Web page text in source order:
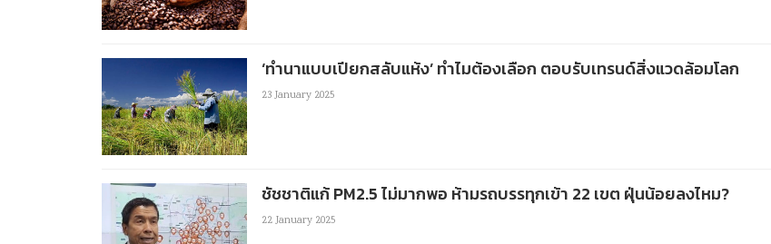
‘ทำนาแบบเปียกสลับแห้ง’ ทำไมต้องเลือก ตอบรับเทรนด์สิ่งแวดล้อมโลก
23 January 2025
ชัชชาติแก้ PM2.5 ไม่มากพอ ห้ามรถบรรทุกเข้า 22 เขต ฝุ่นน้อยลงไหม?
22 January 2025